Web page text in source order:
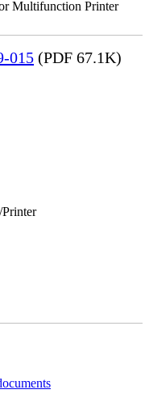
Multifunction Printer
015 (PDF 67.1K)